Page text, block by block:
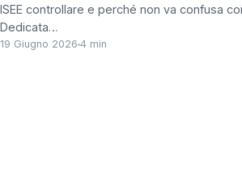
ISEE controllare e perché non va confusa
Dedicata…
19 Giugno 2026 4 min